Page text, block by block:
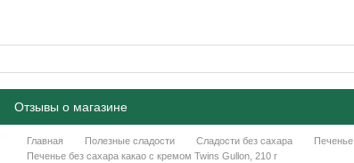
Отзывы о магазине
Главная Полезные сладости Сладости без сахара Печенье
Печенье без сахара какао с кремом Twins Gullon, 210 г